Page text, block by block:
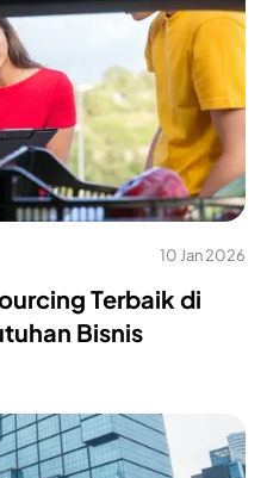
10 Jan 2026
Terbaik di
Bisnis